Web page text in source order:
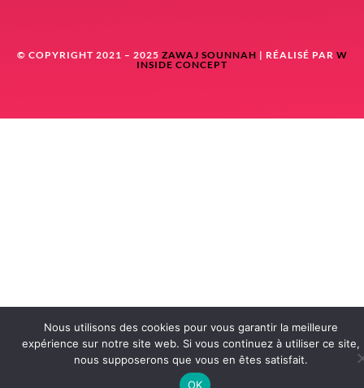
© COPYRIGHT 2021 – 2025 ZAWAJ SOUNNAH | RÉALISÉ PAR W
INSIDE CONCEPT
Nous utilisons des cookies pour vous garantir la meilleure
expérience sur notre site web. Si vous continuez à utiliser ce site,
nous supposerons que vous en êtes satisfait.
OK